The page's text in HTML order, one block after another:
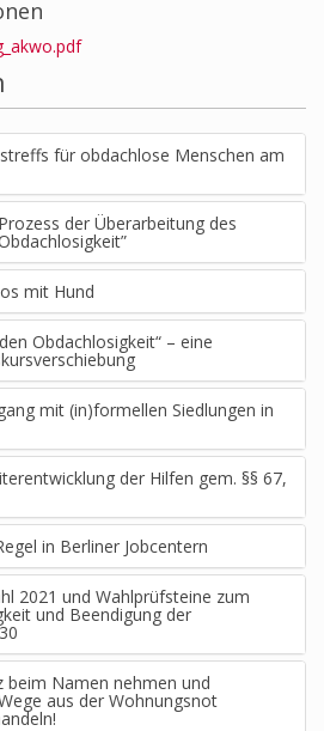
für obdachlose Menschen am
der Überarbeitung des
mit Hund
Obdachlosigkeit“ – eine
mit (in)formellen Siedlungen in
der Hilfen gem. §§ 67,
in Berliner Jobcentern
2021 und Wahlprüfsteine zum
und Beendigung der
beim Namen nehmen und
aus der Wohnungsnot